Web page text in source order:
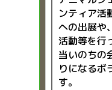
ンティア活
への出展や
活動等を行
当いのちの
りになるボ
す。